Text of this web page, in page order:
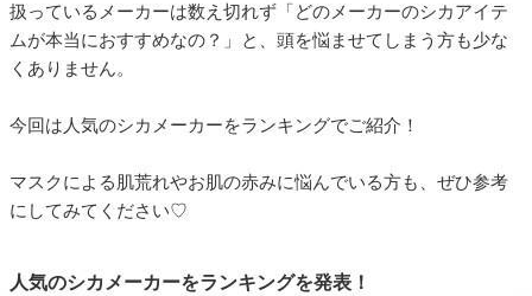
扱っているメーカーは数え切れず「どのメーカーのシカアイテ
ムが本当におすすめなの？」と、頭を悩ませてしまう方も少な
くありません。
今回は人気のシカメーカーをランキングでご紹介！
マスクによる肌荒れやお肌の赤みに悩んでいる方も、ぜひ参考
にしてみてください♡
人気のシカメーカーをランキングを発表！